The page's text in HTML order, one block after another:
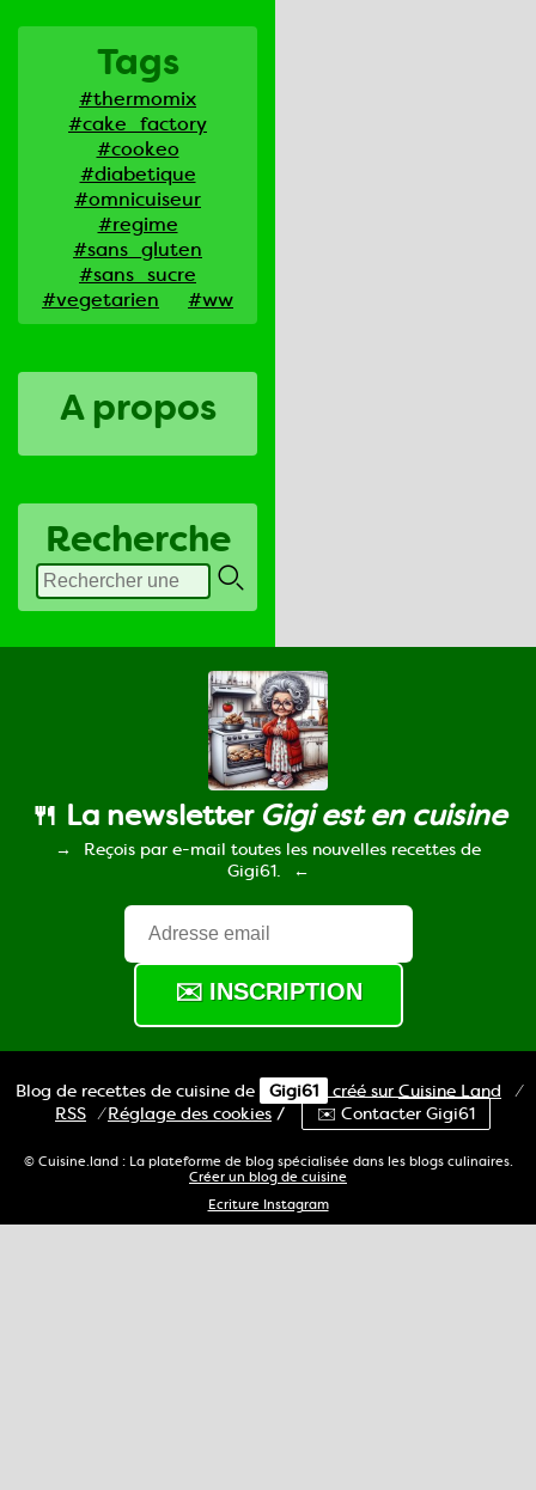
Tags
#thermomix
#cake_factory
#cookeo
#diabetique
#omnicuiseur
#regime
#sans_gluten
#sans_sucre
#vegetarien
#ww
A propos
Recherche
🍴 La newsletter Gigi est en cuisine
Reçois par e-mail toutes les nouvelles recettes de
Gigi61.
Blog de recettes de cuisine de Gigi61 créé sur Cuisine Land
⁄
RSS ⁄Réglage des cookies / ✉️ Contacter Gigi61
© Cuisine.land : La plateforme de blog spécialisée dans les blogs culinaires.
Créer un blog de cuisine
Ecriture Instagram